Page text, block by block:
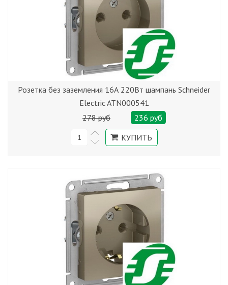
Розетка без заземления 16А 220Вт шампань Schneider
Electric ATN000541
278 руб
236 руб